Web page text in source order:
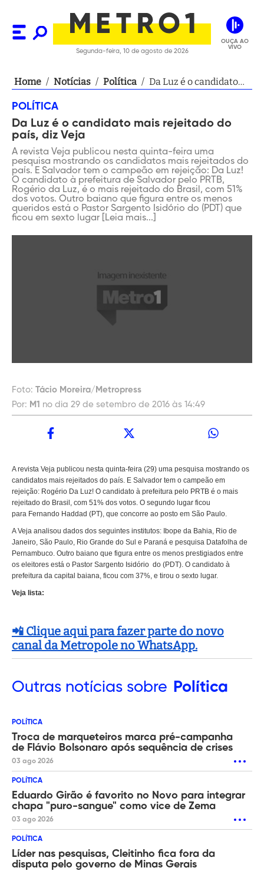
Segunda-feira, 10 de agosto de 2026
OUÇA AO
VIVO
Home / Notícias / Política / Da Luz é o candidato
POLÍTICA
Da Luz é o candidato mais rejeitado do
país, diz Veja
A revista Veja publicou nesta quinta-feira uma
pesquisa mostrando os candidatos mais rejeitados do
país. E Salvador tem o campeão em rejeição: Da Luz!
O candidato à prefeitura de Salvador pelo PRTB,
Rogério da Luz, é o mais rejeitado do Brasil, com 51%
dos votos. Outro baiano que figura entre os menos
queridos está o Pastor Sargento Isidório do (PDT) que
ficou em sexto lugar [Leia mais...]
Foto: Tácio Moreira/Metropress
Por: M1 no dia 29 de setembro de 2016 às 14:49
A revista Veja publicou nesta quinta-feira (29) uma pesquisa mostrando os
candidatos mais rejeitados do país. E Salvador tem o campeão em
rejeição: Rogério Da Luz! O candidato à prefeitura pelo PRTB é o mais
rejeitado do Brasil, com 51% dos votos. O segundo lugar ficou
para Fernando Haddad (PT), que concorre ao posto em São Paulo.
A Veja analisou dados dos seguintes institutos: Ibope da Bahia, Rio de
Janeiro, São Paulo, Rio Grande do Sul e Paraná e pesquisa Datafolha de
Pernambuco. Outro baiano que figura entre os menos prestigiados entre
os eleitores está o Pastor Sargento Isidório do (PDT). O candidato à
prefeitura da capital baiana, ficou com 37%, e tirou o sexto lugar.
Veja lista:
📲 Clique aqui para fazer parte do novo
canal da Metropole no WhatsApp.
Outras notícias sobre Política
POLÍTICA
Troca de marqueteiros marca pré-campanha
de Flávio Bolsonaro após sequência de crises
03 ago 2026
POLÍTICA
Eduardo Girão é favorito no Novo para integrar
chapa "puro-sangue" como vice de Zema
03 ago 2026
POLÍTICA
Líder nas pesquisas, Cleitinho fica fora da
disputa pelo governo de Minas Gerais